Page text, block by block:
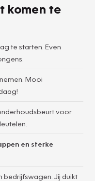
komen te
te starten. Even
Mooi
voor
en sterke
bedrijfswagen. Jij duikt